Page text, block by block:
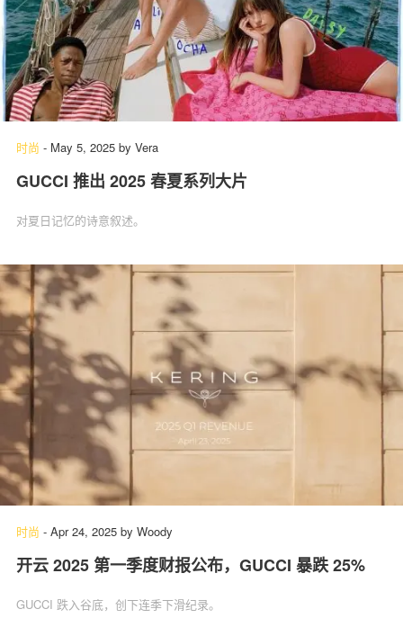
时尚 - May 5, 2025 by Vera
GUCCI 推出 2025 春夏系列大片
对夏日记忆的诗意叙述。
时尚 - Apr 24, 2025 by Woody
开云 2025 第一季度财报公布，GUCCI 暴跌 25%
GUCCI 跌入谷底，创下连季下滑纪录。